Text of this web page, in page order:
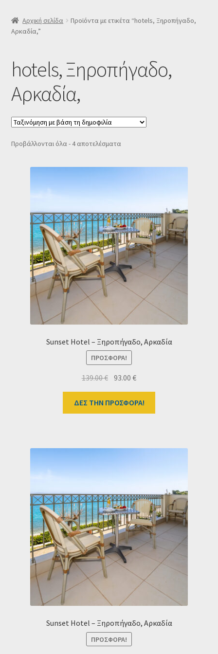
SLIDER
Δελτίο νέων
Επιβεβαίωση εγγραφής στο Newsletter του Dealistas.gr
Επικοινωνία
Καλάθι
Ταμείο
HOME
Αρχική σελίδα
Προϊόντα με ετικέτα “hotels, Ξηροπήγαδο,
Αρκαδία,”
hotels, Ξηροπήγαδο,
Αρκαδία,
Προβάλλονται όλα - 4 αποτελέσματαSorted
Sunset Hotel – Ξηροπήγαδο, Αρκαδία
ΠΡΟΣΦΟΡΆ!
139.00€ Original
price
was:
139.00 €.
93.00€Η
τρέχουσα
τιμή
είναι:
ΔΕΣ ΤΗΝ ΠΡΟΣΦΟΡΑ!
Sunset Hotel – Ξηροπήγαδο, Αρκαδία
ΠΡΟΣΦΟΡΆ!